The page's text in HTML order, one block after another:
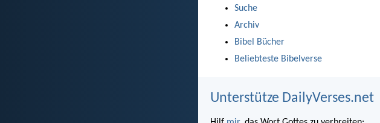
Suche
Archiv
Bibel Bücher
Beliebteste Bibelverse
Unterstütze DailyVerses.net